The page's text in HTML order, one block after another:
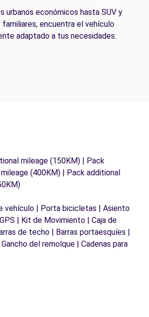
urbanos económicos hasta SUV y
encuentra el vehículo
adaptado a tus necesidades.
mileage (150KM) | Pack
(400KM) | Pack additional
vehículo | Porta bicicletas | Asiento
| Kit de Movimiento | Caja de
de techo | Barras portaesquíes |
del remolque | Cadenas para